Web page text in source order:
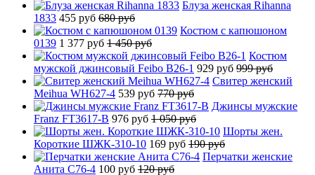
Блуза женская Rihanna
1833 455 руб 680 руб
Костюм с капюшоном
0139 1 377 руб 1 450 руб
Костюм
мужской джинсовый Feibo B26-1 929 руб 999 руб
Свитер женский
Meihua WH627-4 539 руб 770 руб
Джинсы мужские
Franz FT3617-B 976 руб 1 050 руб
Шорты жен.
Короткие ШЖК-310-10 169 руб 190 руб
Перчатки женские
Анита C76-4 100 руб 120 руб